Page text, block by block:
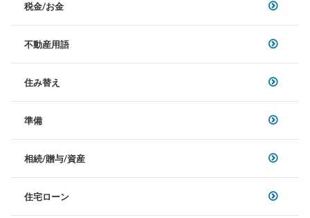
税金/お金
不動産用語
住み替え
準備
相続/贈与/資産
住宅ローン